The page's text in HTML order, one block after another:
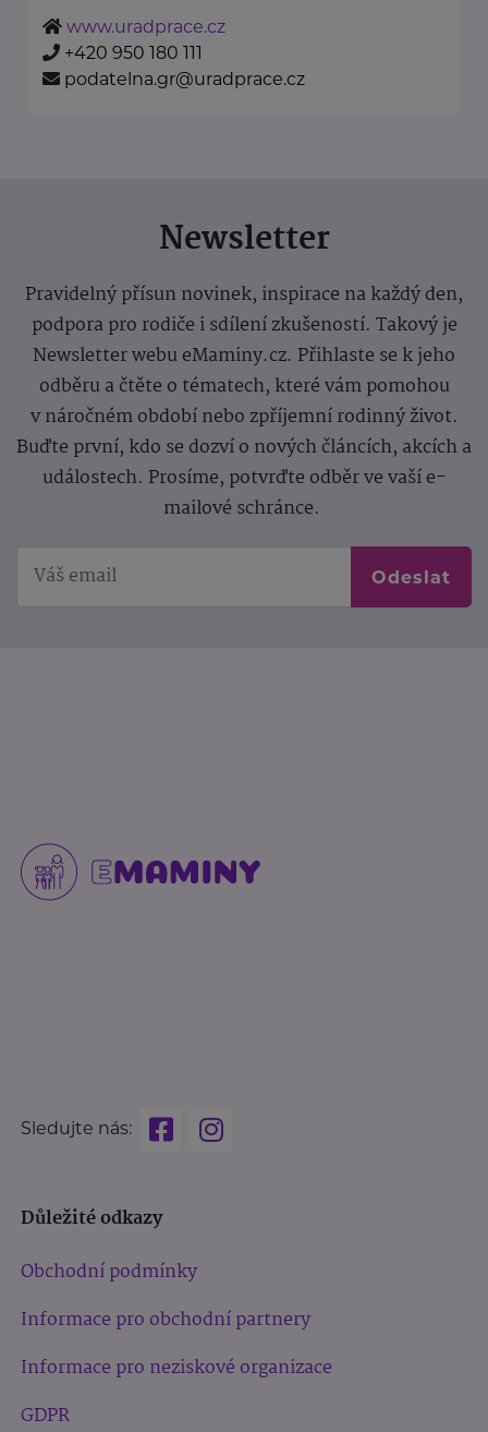
www.uradprace.cz
+420 950 180 111
podatelna.gr@uradprace.cz
Newsletter
Pravidelný přísun novinek, inspirace na každý den,
podpora pro rodiče i sdílení zkušeností. Takový je
Newsletter webu eMaminy.cz. Přihlaste se k jeho
odběru a čtěte o tématech, které vám pomohou
v náročném období nebo zpříjemní rodinný život.
Buďte první, kdo se dozví o nových článcích, akcích a
událostech. Prosíme, potvrďte odběr ve vaší e-
mailové schránce.
Odeslat
Sledujte nás:
Důležité odkazy
Obchodní podmínky
Informace pro obchodní partnery
Informace pro neziskové organizace
GDPR